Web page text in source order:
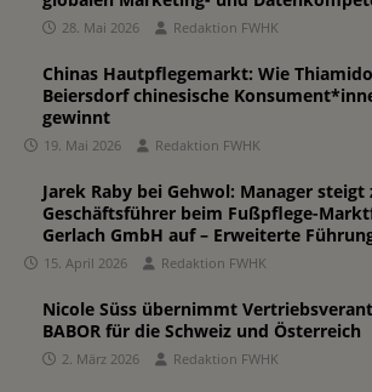
28. Mai 2026 Redaktion FWHK
Chinas Hautpflegemarkt: Wie
Beiersdorf chinesische
gewinnt
19. Mai 2026 Redaktion FWHK
Jarek Raby bei Gehwol: Manager steigt
Geschäftsführer beim Fußpflege-
Gerlach GmbH auf – Erweiterte
15. April 2026 Redaktion FWHK
Nicole Süss übernimmt
BABOR für die Schweiz und Österreich
2. März 2026 Redaktion FWHK